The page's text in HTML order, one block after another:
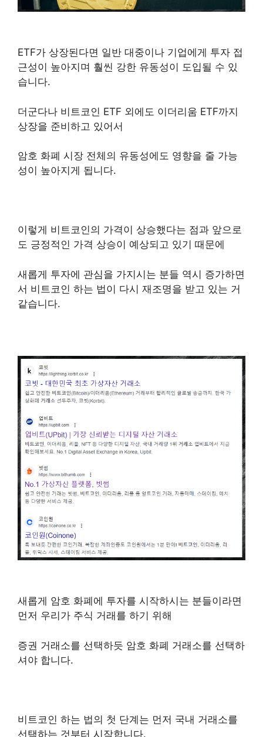
ETF가 상장된다면 일반 대중이나 기업에게 투자 접
근성이 높아지며 훨씬 강한 유동성이 도입될 수 있
습니다.
더군다나 비트코인 ETF 외에도 이더리움 ETF까지
상장을 준비하고 있어서
암호 화폐 시장 전체의 유동성에도 영향을 줄 가능
성이 높아지게 됩니다.
이렇게 비트코인의 가격이 상승했다는 점과 앞으로
도 긍정적인 가격 상승이 예상되고 있기 때문에
새롭게 투자에 관심을 가지시는 분들 역시 증가하면
서 비트코인 하는 법이 다시 재조명을 받고 있는 거
같습니다.
새롭게 암호 화폐에 투자를 시작하시는 분들이라면
먼저 우리가 주식 거래를 하기 위해
증권 거래소를 선택하듯 암호 화폐 거래소를 선택하
셔야 합니다.
비트코인 하는 법의 첫 단계는 먼저 국내 거래소를
선택하는 것부터 시작합니다.